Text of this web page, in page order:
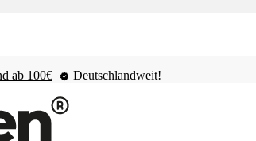
ab 100€ Deutschlandweit!